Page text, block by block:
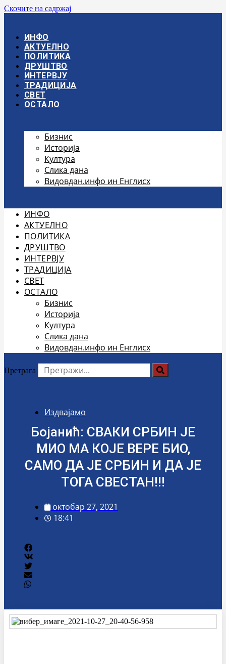
Скочите на садржај
ИНФО
АКТУЕЛНО
ПОЛИТИКА
ДРУШТВО
ИНТЕРВЈУ
ТРАДИЦИЈА
СВЕТ
ОСТАЛО
Бизнис
Историја
Култура
Слика дана
Видовдан.инфо ин Енглисх
ИНФО
АКТУЕЛНО
ПОЛИТИКА
ДРУШТВО
ИНТЕРВЈУ
ТРАДИЦИЈА
СВЕТ
ОСТАЛО
Бизнис
Историја
Култура
Слика дана
Видовдан.инфо ин Енглисх
Претрага
Издвајамо
Бојанић: СВАКИ СРБИН ЈЕ
МИО МА КОЈЕ ВЕРЕ БИО,
САМО ДА ЈЕ СРБИН И ДА ЈЕ
ТОГА СВЕСТАН!!!
октобар 27, 2021
18:41